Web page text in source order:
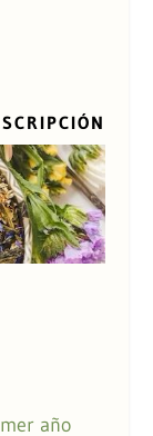
año